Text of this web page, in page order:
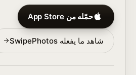
حمّله من App Store
شاهد ما يفعله SwipePhotos